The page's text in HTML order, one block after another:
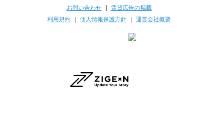
お問い合わせ| 賃貸広告の掲載
利用規約
個人情報保護方針 運営会社概要